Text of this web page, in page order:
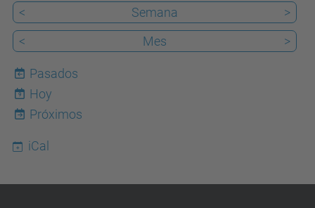
<
Semana
>
<
Mes >
Pasados
9
Hoy
Próximos
iCal